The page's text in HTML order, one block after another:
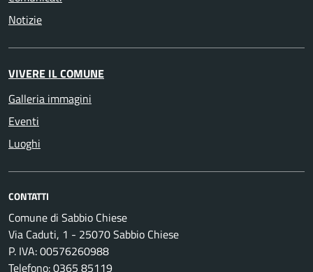
Notizie
VIVERE IL COMUNE
Galleria immagini
Eventi
Luoghi
CONTATTI
Comune di Sabbio Chiese
Via Caduti, 1 - 25070 Sabbio Chiese
P. IVA: 00576260988
Telefono: 0365 85119